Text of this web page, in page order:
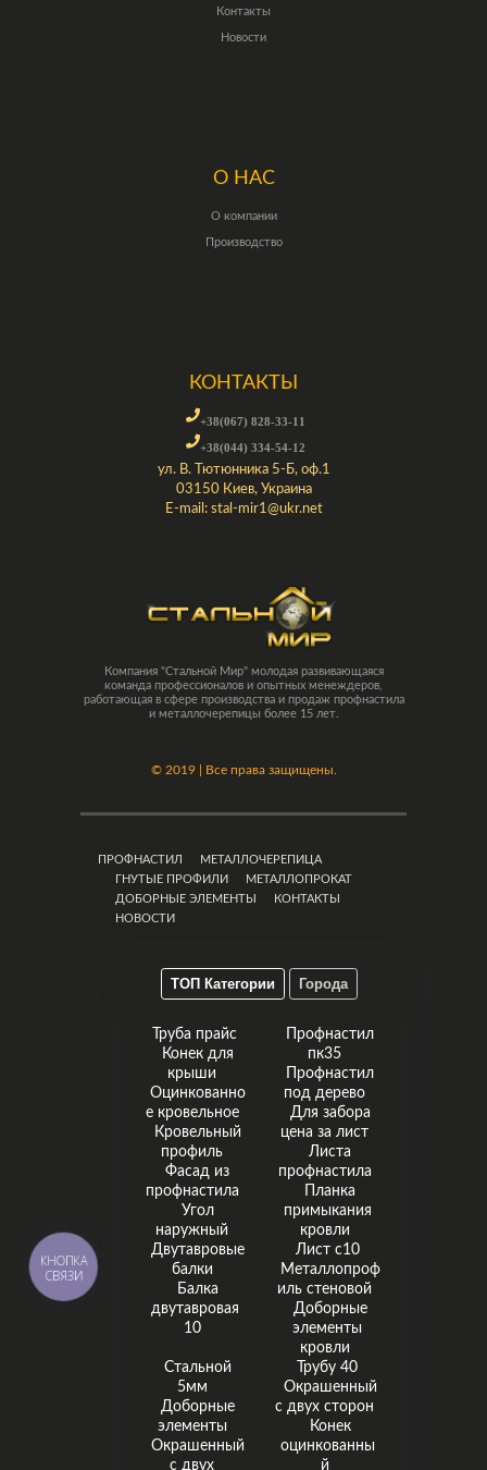
Контакты
Новости
О НАС
О компании
Производство
КОНТАКТЫ
+38(067) 828-33-11
+38(044) 334-54-12
ул. В. Тютюнника 5-Б, оф.1
03150 Киев, Украина
E-mail: stal-mir1@ukr.net
Компания "Стальной Мир" молодая развивающаяся
команда профессионалов и опытных менеждеров,
работающая в сфере производства и продаж профнастила
и металлочерепицы более 15 лет.
© 2019 | Все права защищены.
ПРОФНАСТИЛ
МЕТАЛЛОЧЕРЕПИЦА
ГНУТЫЕ ПРОФИЛИ
МЕТАЛЛОПРОКАТ
ДОБОРНЫЕ ЭЛЕМЕНТЫ
КОНТАКТЫ
НОВОСТИ
ТОП Категории Города
Труба прайс
Конек для
крыши
Оцинкованно
е кровельное
Кровельный
профиль
Фасад из
профнастила
Угол
наружный
Двутавровые
балки
Балка
двутавровая
10
Профнастил
пк35
Профнастил
под дерево
Для забора
цена за лист
Листа
профнастила
Планка
примыкания
кровли
Лист с10
Металлопроф
иль стеновой
Доборные
элементы
кровли
Стальной
5мм
Доборные
элементы
Окрашенный
с двух
Трубу 40
Окрашенный
с двух сторон
Конек
оцинкованны
й
КНОПКА
СВЯЗИ